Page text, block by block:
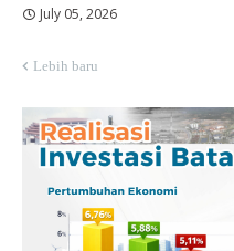
July 05, 2026
Lebih baru